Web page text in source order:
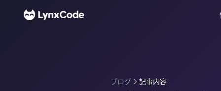
ブログ 記事内容